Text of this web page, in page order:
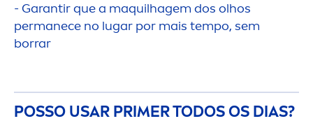
- Garantir que a maquilhagem dos olhos
permanece no lugar por mais tempo, sem
borrar
POSSO USAR PRIMER TODOS OS DIAS?